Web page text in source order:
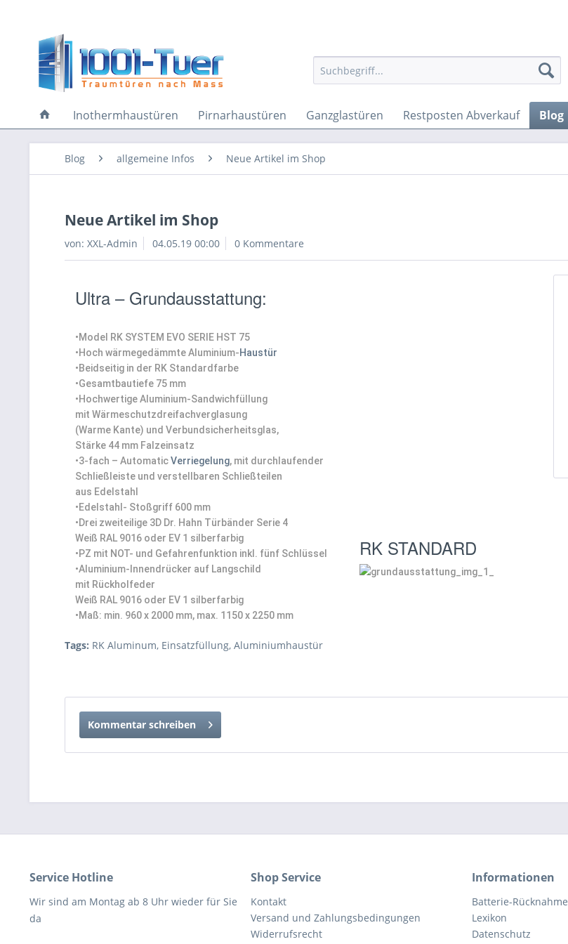
Inothermhaustüren Pirnarhaustüren Ganzglastüren Restposten Abverkauf Blog
Blog allgemeine Infos Neue Artikel im Shop
Neue Artikel im Shop
von: XXL-Admin 04.05.19 00:00 0 Kommentare
Ultra – Grundausstattung:
•Model RK SYSTEM EVO SERIE HST 75
•Hoch wärmegedämmte Aluminium-Haustür
•Beidseitig in der RK Standardfarbe
•Gesamtbautiefe 75 mm
•Hochwertige Aluminium-Sandwichfüllung
mit Wärmeschutzdreifachverglasung
(Warme Kante) und Verbundsicherheitsglas,
Stärke 44 mm Falzeinsatz
•3-fach – AutomaticVerriegelung, mit durchlaufender
Schließleiste und verstellbaren Schließteilen
aus Edelstahl
•Edelstahl- Stoßgriff 600 mm
•Drei zweiteilige 3D Dr. Hahn Türbänder Serie 4
Weiß RAL 9016 oder EV 1 silberfarbig
•PZ mit NOT- und Gefahrenfunktion inkl. fünf Schlüssel
•Aluminium-Innendrücker auf Langschild
mit Rückholfeder
Weiß RAL 9016 oder EV 1 silberfarbig
•Maß: min. 960 x 2000 mm, max. 1150 x 2250 mm
RK STANDARD
Tags: RK Aluminum, Einsatzfüllung, Aluminiumhaustür
Kommentar schreiben
Service Hotline
Wir sind am Montag ab 8 Uhr wieder für Sie
da
Shop Service
Kontakt
Versand und Zahlungsbedingungen
Widerrufsrecht
Informationen
Batterie-Rücknahme
Lexikon
Datenschutz